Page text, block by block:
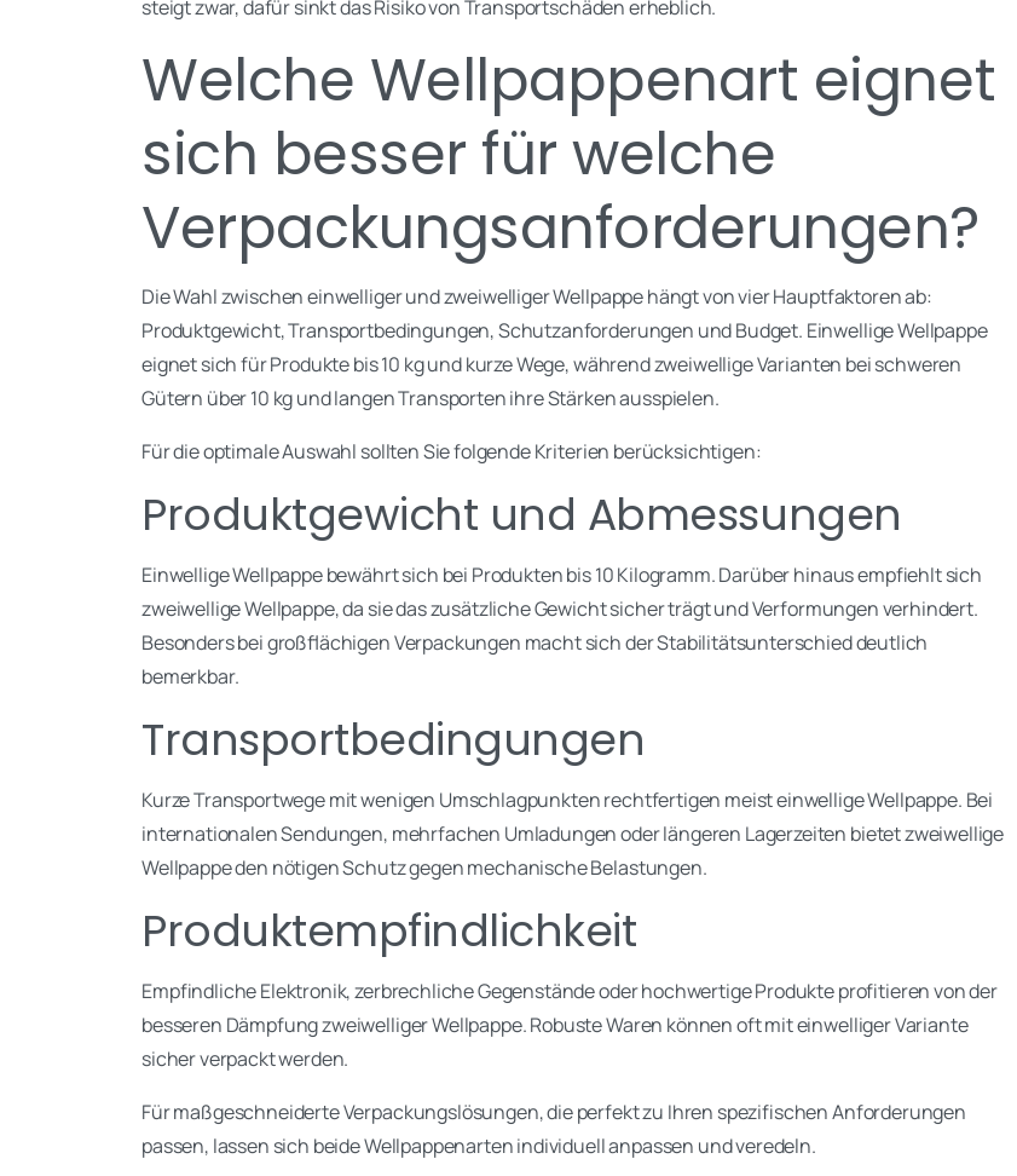
steigt zwar, dafür sinkt das Risiko von Transportschäden erheblich.
Welche Wellpappenart eignet
sich besser für welche
Verpackungsanforderungen?
Die Wahl zwischen einwelliger und zweiwelliger Wellpappe hängt von vier Hauptfaktoren ab:
Produktgewicht, Transportbedingungen, Schutzanforderungen und Budget. Einwellige Wellpappe
eignet sich für Produkte bis 10 kg und kurze Wege, während zweiwellige Varianten bei schweren
Gütern über 10 kg und langen Transporten ihre Stärken ausspielen.
Für die optimale Auswahl sollten Sie folgende Kriterien berücksichtigen:
Produktgewicht und Abmessungen
Einwellige Wellpappe bewährt sich bei Produkten bis 10 Kilogramm. Darüber hinaus empfiehlt sich
zweiwellige Wellpappe, da sie das zusätzliche Gewicht sicher trägt und Verformungen verhindert.
Besonders bei großflächigen Verpackungen macht sich der Stabilitätsunterschied deutlich
bemerkbar.
Transportbedingungen
Kurze Transportwege mit wenigen Umschlagpunkten rechtfertigen meist einwellige Wellpappe. Bei
internationalen Sendungen, mehrfachen Umladungen oder längeren Lagerzeiten bietet zweiwellige
Wellpappe den nötigen Schutz gegen mechanische Belastungen.
Produktempfindlichkeit
Empfindliche Elektronik, zerbrechliche Gegenstände oder hochwertige Produkte profitieren von der
besseren Dämpfung zweiwelliger Wellpappe. Robuste Waren können oft mit einwelliger Variante
sicher verpackt werden.
Für maßgeschneiderte Verpackungslösungen, die perfekt zu Ihren spezifischen Anforderungen
passen, lassen sich beide Wellpappenarten individuell anpassen und veredeln.